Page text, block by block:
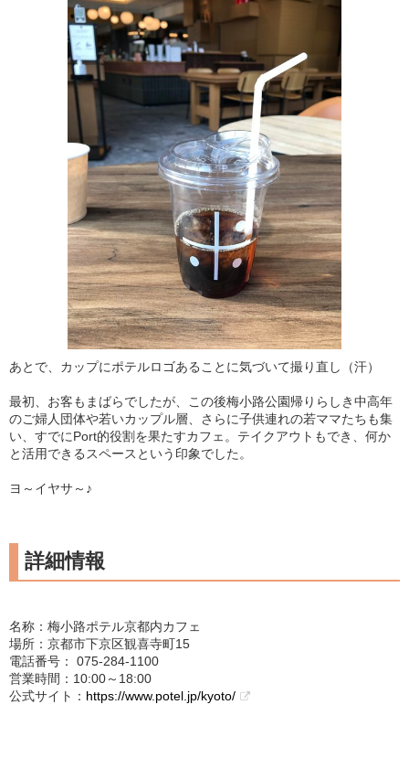
あとで、カップにポテルロゴあることに気づいて撮り直し（汗）
最初、お客もまばらでしたが、この後梅小路公園帰りらしき中高年
のご婦人団体や若いカップル層、さらに子供連れの若ママたちも集
い、すでにPort的役割を果たすカフェ。テイクアウトもでき、何か
と活用できるスペースという印象でした。
ヨ～イヤサ～♪
詳細情報
名称：梅小路ポテル京都内カフェ
場所：京都市下京区観喜寺町15
電話番号： 075-284-1100
営業時間：10:00～18:00
公式サイト： https://www.potel.jp/kyoto/